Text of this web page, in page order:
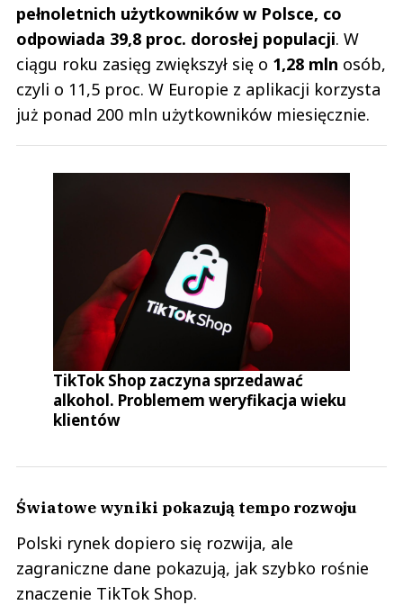
pełnoletnich użytkowników w Polsce, co
odpowiada 39,8 proc. dorosłej populacji. W
ciągu roku zasięg zwiększył się o 1,28 mln osób,
czyli o 11,5 proc. W Europie z aplikacji korzysta
już ponad 200 mln użytkowników miesięcznie.
TikTok Shop zaczyna sprzedawać
alkohol. Problemem weryfikacja wieku
klientów
Światowe wyniki pokazują tempo rozwoju
Polski rynek dopiero się rozwija, ale
zagraniczne dane pokazują, jak szybko rośnie
znaczenie TikTok Shop.